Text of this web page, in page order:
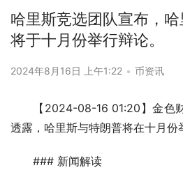
哈里斯竞选团队宣布，
将于十月份举行辩论。
2024年8月16日 上午1:22 • 币资讯
【2024-08-16 01:20】金色
透露，哈里斯与特朗普将在十月份
### 新闻解读